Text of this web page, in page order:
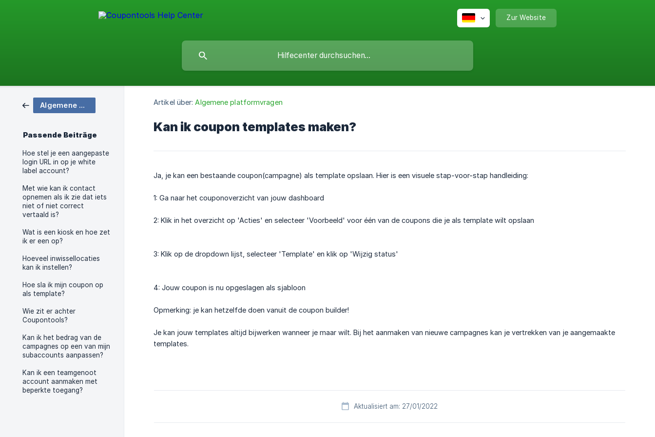
Zur Website
Algemene platformvragen
Passende Beiträge
Hoe stel je een aangepaste
login URL in op je white
label account?
Met wie kan ik contact
opnemen als ik zie dat iets
niet of niet correct
vertaald is?
Wat is een kiosk en hoe zet
ik er een op?
Hoeveel inwissellocaties
kan ik instellen?
Hoe sla ik mijn coupon op
als template?
Wie zit er achter
Coupontools?
Kan ik het bedrag van de
campagnes op een van mijn
subaccounts aanpassen?
Kan ik een teamgenoot
account aanmaken met
beperkte toegang?
Artikel über: Algemene platformvragen
Kan ik coupon templates maken?
Ja, je kan een bestaande coupon(campagne) als template opslaan. Hier is een visuele stap-voor-stap handleiding:
1: Ga naar het couponoverzicht van jouw dashboard
2: Klik in het overzicht op 'Acties' en selecteer 'Voorbeeld' voor één van de coupons die je als template wilt opslaan
3: Klik op de dropdown lijst, selecteer 'Template' en klik op 'Wijzig status'
4: Jouw coupon is nu opgeslagen als sjabloon
Opmerking: je kan hetzelfde doen vanuit de coupon builder!
Je kan jouw templates altijd bijwerken wanneer je maar wilt. Bij het aanmaken van nieuwe campagnes kan je vertrekken van je aangemaakte
templates.
Aktualisiert am: 27/01/2022